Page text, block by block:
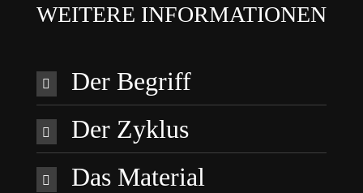
WEITERE INFORMATIONEN
Der Begriff
Der Zyklus
Das Material